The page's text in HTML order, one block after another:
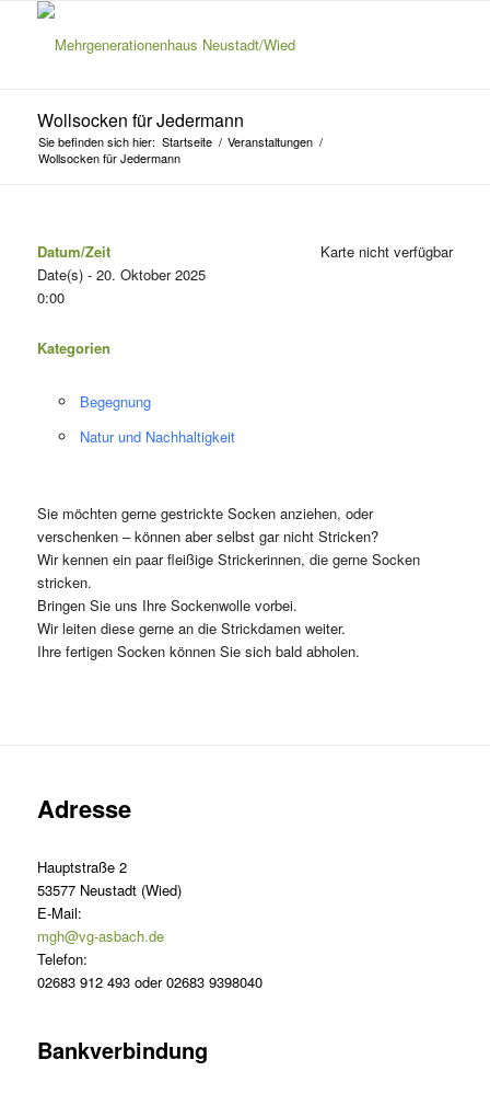
Wollsocken für Jedermann
Sie befinden sich hier: Startseite / Veranstaltungen /
Wollsocken für Jedermann
Karte nicht verfügbar
Datum/Zeit
Date(s) - 20. Oktober 2025
0:00
Kategorien
Begegnung
Natur und Nachhaltigkeit
Sie möchten gerne gestrickte Socken anziehen, oder
verschenken – können aber selbst gar nicht Stricken?
Wir kennen ein paar fleißige Strickerinnen, die gerne Socken
stricken.
Bringen Sie uns Ihre Sockenwolle vorbei.
Wir leiten diese gerne an die Strickdamen weiter.
Ihre fertigen Socken können Sie sich bald abholen.
Adresse
Hauptstraße 2
53577 Neustadt (Wied)
E-Mail:
mgh@vg-asbach.de
Telefon:
02683 912 493 oder 02683 9398040
Bankverbindung